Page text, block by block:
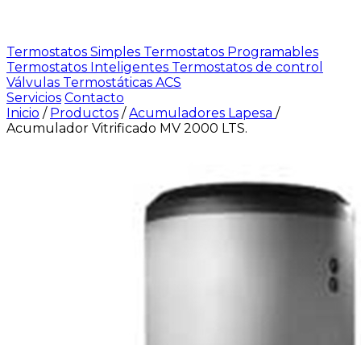
Termostatos Simples Termostatos Programables
Termostatos Inteligentes Termostatos de control
Válvulas Termostáticas ACS
Servicios Contacto
Inicio / Productos /Acumuladores Lapesa /
Acumulador Vitrificado MV 2000 LTS.